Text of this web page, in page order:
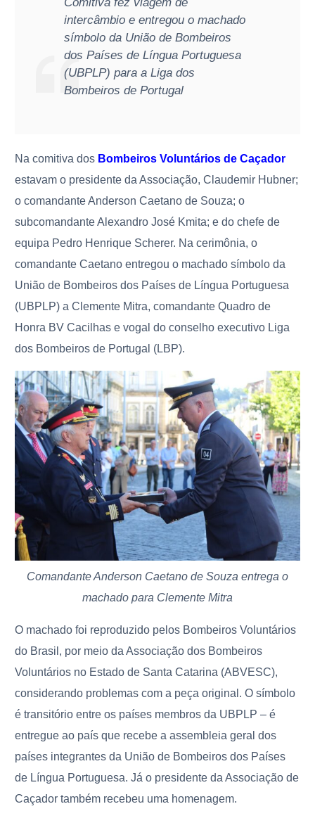
intercâmbio e entregou o machado
símbolo da União de Bombeiros
dos Países de Língua Portuguesa
(UBPLP) para a Liga dos
Bombeiros de Portugal
Na comitiva dos Bombeiros Voluntários de Caçador
estavam o presidente da Associação, Claudemir Hubner;
o comandante Anderson Caetano de Souza; o
subcomandante Alexandro José Kmita; e do chefe de
equipa Pedro Henrique Scherer. Na cerimônia, o
comandante Caetano entregou o machado símbolo da
União de Bombeiros dos Países de Língua Portuguesa
(UBPLP) a Clemente Mitra, comandante Quadro de
Honra BV Cacilhas e vogal do conselho executivo Liga
dos Bombeiros de Portugal (LBP).
Comandante Anderson Caetano de Souza entrega o
machado para Clemente Mitra
O machado foi reproduzido pelos Bombeiros Voluntários
do Brasil, por meio da Associação dos Bombeiros
Voluntários no Estado de Santa Catarina (ABVESC),
considerando problemas com a peça original. O símbolo
é transitório entre os países membros da UBPLP – é
entregue ao país que recebe a assembleia geral dos
países integrantes da União de Bombeiros dos Países
de Língua Portuguesa. Já o presidente da Associação de
Caçador também recebeu uma homenagem.